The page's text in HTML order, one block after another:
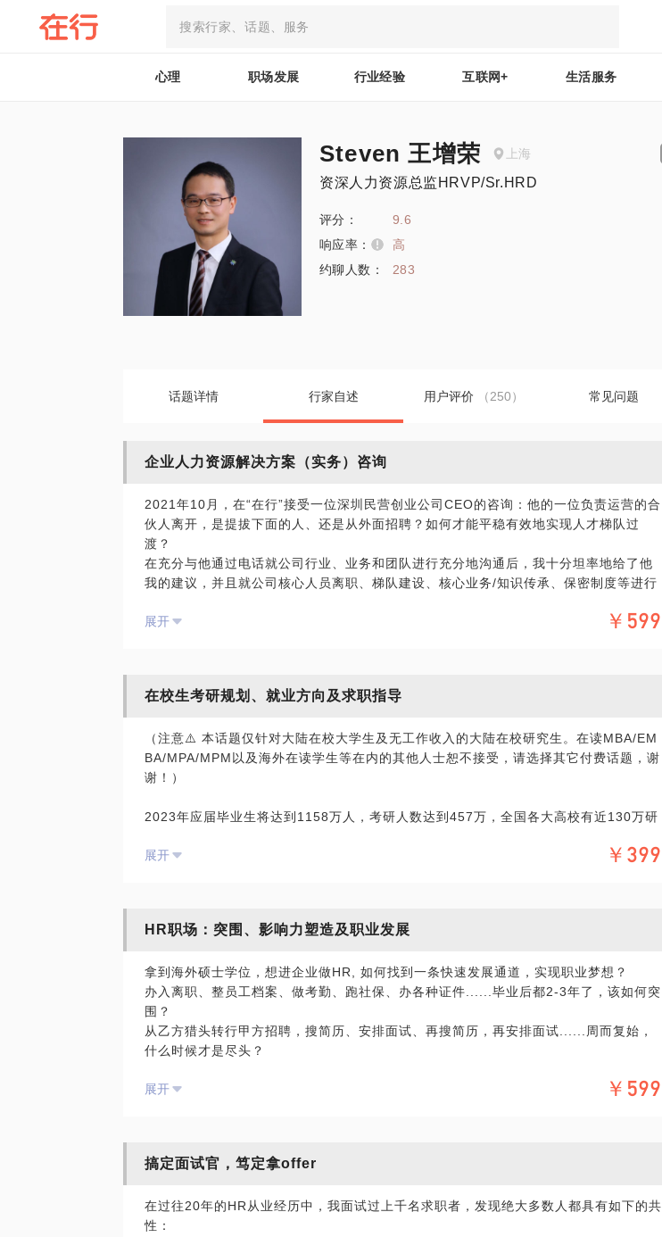
心理 职场发展 行业经验 互联网+ 生活服务
Steven 王增荣 上海
资深人力资源总监HRVP/Sr.HRD
评分：
9.6
响应率：
高
约聊人数：
283
话题详情 行家自述 用户评价 （250） 常见问题
企业人力资源解决方案（实务）咨询
2021年10月，在“在行”接受一位深圳民营创业公司CEO的咨询：他的一位负责运营的合
伙人离开，是提拔下面的人、还是从外面招聘？如何才能平稳有效地实现人才梯队过
渡？
在充分与他通过电话就公司行业、业务和团队进行充分地沟通后，我十分坦率地给了他
我的建议，并且就公司核心人员离职、梯队建设、核心业务/知识传承、保密制度等进行
一是中小企业、创业公司CEO/总经理在人力资源方面碰到问题或需要借助思考时，可以
二是企业HR在诸如绩效管理、培训体系、人才发展体系、评估中心建立和实施、管培生
项目等需要学习和交流时，来找我。
工发展项目规划和实施、外资银行中国区总部人力资源制度体系梳理整合及管培生选拔
和项目投资决策，参与和负责过各类HR战略项目，在见识了很多职场“故事”、参与、负
展开 ￥599
在校生考研规划、就业方向及求职指导
（注意⚠️ 本话题仅针对大陆在校大学生及无工作收入的大陆在校研究生。在读MBA/EM
BA/MPA/MPM以及海外在读学生等在内的其他人士恕不接受，请选择其它付费话题，谢
谢！）
2023年应届毕业生将达到1158万人，考研人数达到457万，全国各大高校有近130万研
然而，多次与在校学生面对面的沟通与交流中，我发现绝大多数同学对自己花几年的时
用），稀里糊涂读了大学的专业，然后随大流地准备考研、考公、考事业编......
也有同学不喜欢自己的专业，但不知道自己究竟喜欢什么专业？通过什么途径去知道自
己该去读哪些专业、哪所学校的研究生？或者去辅修哪些专业的课程，如何与以后的就
业相衔接？
学校里有就业指导课，但就业指导老师本身也缺乏深入地了解宏观经济、行业发展、企
我有6年国内大学工作经历，去过很多学校做过校招（campus talk), 组织过多届管培生
学业、就业和现实企业人才需求、与个体未来职业发展的诸多严重脱节。
展开 ￥399
HR职场：突围、影响力塑造及职业发展
拿到海外硕士学位，想进企业做HR, 如何找到一条快速发展通道，实现职业梦想？
办入离职、整员工档案、做考勤、跑社保、办各种证件......毕业后都2-3年了，该如何突
围？
从乙方猎头转行甲方招聘，搜简历、安排面试、再搜简历，再安排面试......周而复始，
什么时候才是尽头？
感觉离能讲课、规划培训项目和体系十分遥远。
圈该如何突破？
作为HR, 经常与员工谈发展、谈职业生涯，但自己的职业困境，该如何如何突破......
展开 ￥599
搞定面试官，笃定拿offer
在过往20年的HR从业经历中，我面试过上千名求职者，发现绝大多数人都具有如下的共
性：